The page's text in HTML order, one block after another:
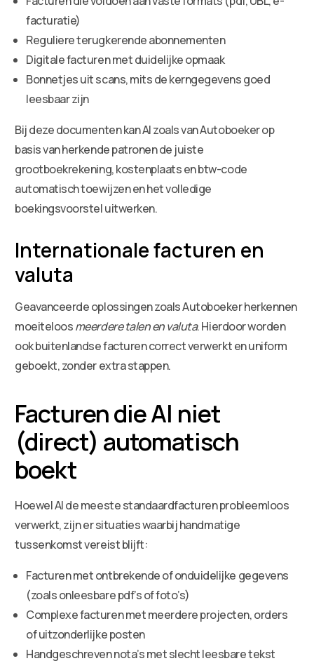
facturatie)
Reguliere terugkerende abonnementen
Digitale facturen met duidelijke opmaak
Bonnetjes uit scans, mits de kerngegevens goed
leesbaar zijn
Bij deze documenten kan AI zoals van Autoboeker op
basis van herkende patronen de juiste
grootboekrekening, kostenplaats en btw-code
automatisch toewijzen en het volledige
boekingsvoorstel uitwerken.
Internationale facturen en
valuta
Geavanceerde oplossingen zoals Autoboeker herkennen
moeiteloosmeerdere talen en valuta. Hierdoor worden
ook buitenlandse facturen correct verwerkt en uniform
geboekt, zonder extra stappen.
Facturen die AI niet
(direct) automatisch
boekt
Hoewel AI de meeste standaardfacturen probleemloos
verwerkt, zijn er situaties waarbij handmatige
tussenkomst vereist blijft:
Facturen met ontbrekende of onduidelijke gegevens
(zoals onleesbare pdf’s of foto’s)
Complexe facturen met meerdere projecten, orders
of uitzonderlijke posten
Handgeschreven nota’s met slecht leesbare tekst